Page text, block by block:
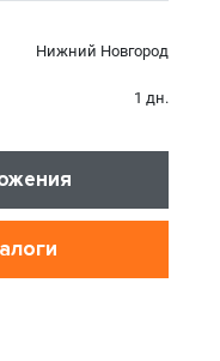
Нижний Новгород
1 дн.